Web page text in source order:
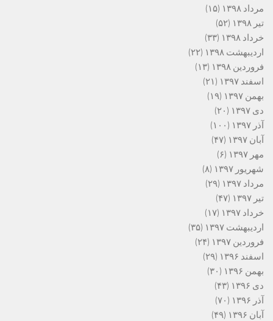
مرداد ۱۳۹۸
(۱۵)
تیر ۱۳۹۸
(۵۲)
خرداد ۱۳۹۸
(۳۳)
اردیبهشت ۱۳۹۸
(۲۲)
فروردین ۱۳۹۸
(۱۳)
اسفند ۱۳۹۷
(۲۱)
بهمن ۱۳۹۷
(۱۹)
دی ۱۳۹۷
(۲۰)
آذر ۱۳۹۷
(۱۰۰)
آبان ۱۳۹۷
(۴۷)
مهر ۱۳۹۷
(۶)
شهریور ۱۳۹۷
(۸)
مرداد ۱۳۹۷
(۲۹)
تیر ۱۳۹۷
(۴۷)
خرداد ۱۳۹۷
(۱۷)
اردیبهشت ۱۳۹۷
(۳۵)
فروردین ۱۳۹۷
(۲۴)
اسفند ۱۳۹۶
(۲۹)
بهمن ۱۳۹۶
(۳۰)
دی ۱۳۹۶
(۴۳)
آذر ۱۳۹۶
(۷۰)
آبان ۱۳۹۶
(۴۹)